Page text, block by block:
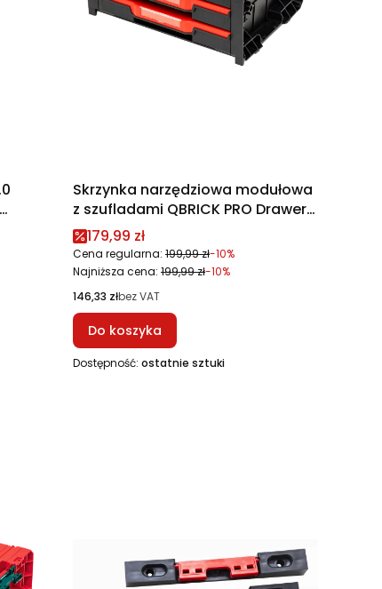
Skrzynka narzędziowa modułowa
z szufladami QBRICK PRO Drawer
3 Toolbox 2.0 Basic
Cena promocyjna
179,99 zł
Cena regularna: 199,99 zł-10%
Najniższa cena: 199,99 zł-10%
Cena
146,33 złbez VAT
Do koszyka
Dostępność: ostatnie sztuki